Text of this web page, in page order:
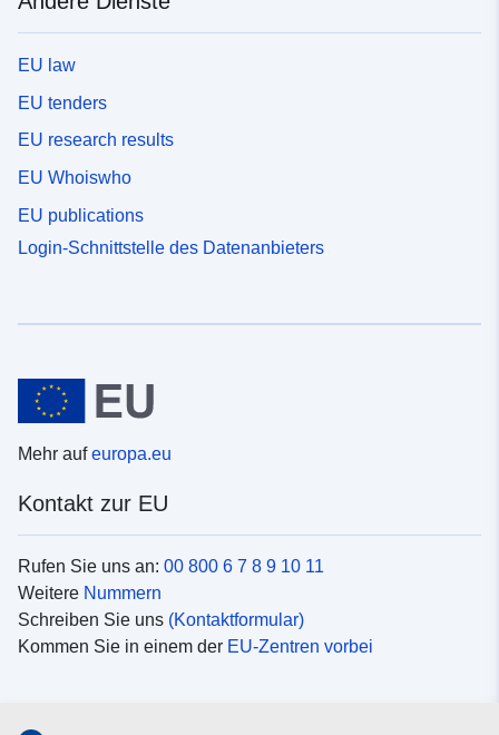
EU law
EU tenders
EU research results
EU Whoiswho
EU publications
Login-Schnittstelle des Datenanbieters
Mehr aufeuropa.eu
Kontakt zur EU
Rufen Sie uns an: 00 800 6 7 8 9 10 11
Weitere Nummern
Schreiben Sie uns (Kontaktformular)
Kommen Sie in einem der EU-Zentren vorbei